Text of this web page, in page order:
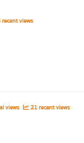
views
views 21 recent views